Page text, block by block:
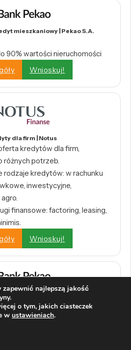
mieszkaniowy | Pekao S.A.
90% wartości nieruchomości
Wnioskuj!
dla firm | Notus
kredytów dla firm,
różnych potrzeb.
rodzaje kredytów: w rachunku
inwestycyjne,
finansowe: factoring, leasing,
Wnioskuj!
Biznes | Pekao S.A.
zł
zapewnić najlepszą jakość
o tym, jakich ciasteczek
w ustawieniach.